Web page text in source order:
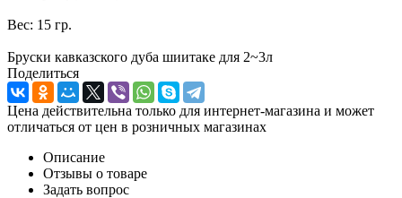
Вес: 15 гр.
Бруски кавказского дуба шиитаке для 2~3л
Поделиться
Цена действительна только для интернет-магазина и может
отличаться от цен в розничных магазинах
Описание
Отзывы о товаре
Задать вопрос